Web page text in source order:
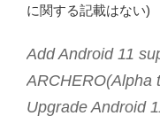
に関する記載はない)
Add Android 11
ARCHERO(Alpha
Upgrade Android